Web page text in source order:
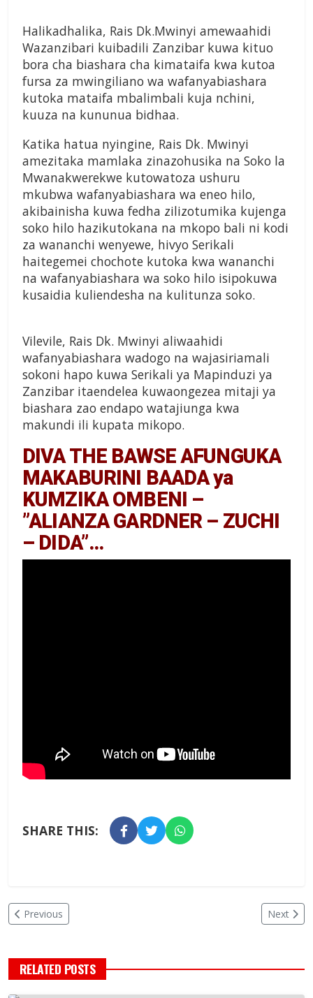
Halikadhalika, Rais Dk.Mwinyi amewaahidi
Wazanzibari kuibadili Zanzibar kuwa kituo
bora cha biashara cha kimataifa kwa kutoa
fursa za mwingiliano wa wafanyabiashara
kutoka mataifa mbalimbali kuja nchini,
kuuza na kununua bidhaa.
Katika hatua nyingine, Rais Dk. Mwinyi
amezitaka mamlaka zinazohusika na Soko la
Mwanakwerekwe kutowatoza ushuru
mkubwa wafanyabiashara wa eneo hilo,
akibainisha kuwa fedha zilizotumika kujenga
soko hilo hazikutokana na mkopo bali ni kodi
za wananchi wenyewe, hivyo Serikali
haitegemei chochote kutoka kwa wananchi
na wafanyabiashara wa soko hilo isipokuwa
kusaidia kuliendesha na kulitunza soko.
Vilevile, Rais Dk. Mwinyi aliwaahidi
wafanyabiashara wadogo na wajasiriamali
sokoni hapo kuwa Serikali ya Mapinduzi ya
Zanzibar itaendelea kuwaongezea mitaji ya
biashara zao endapo watajiunga kwa
makundi ili kupata mikopo.
DIVA THE BAWSE AFUNGUKA
MAKABURINI BAADA ya
KUMZIKA OMBENI –
”ALIANZA GARDNER – ZUCHI
– DIDA”…
SHARE THIS:
Previous Next
RELATED POSTS